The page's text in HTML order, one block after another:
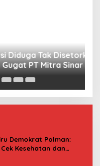
Disetorkan, Ahli
Sinar Sepadan
Demokrat Polman:
Kesehatan dan